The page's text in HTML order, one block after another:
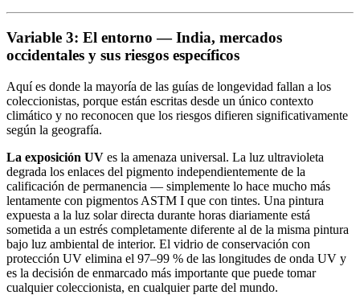
Variable 3: El entorno — India, mercados
occidentales y sus riesgos específicos
Aquí es donde la mayoría de las guías de longevidad fallan a los
coleccionistas, porque están escritas desde un único contexto
climático y no reconocen que los riesgos difieren significativamente
según la geografía.
La exposición UV es la amenaza universal. La luz ultravioleta
degrada los enlaces del pigmento independientemente de la
calificación de permanencia — simplemente lo hace mucho más
lentamente con pigmentos ASTM I que con tintes. Una pintura
expuesta a la luz solar directa durante horas diariamente está
sometida a un estrés completamente diferente al de la misma pintura
bajo luz ambiental de interior. El vidrio de conservación con
protección UV elimina el 97–99 % de las longitudes de onda UV y
es la decisión de enmarcado más importante que puede tomar
cualquier coleccionista, en cualquier parte del mundo.